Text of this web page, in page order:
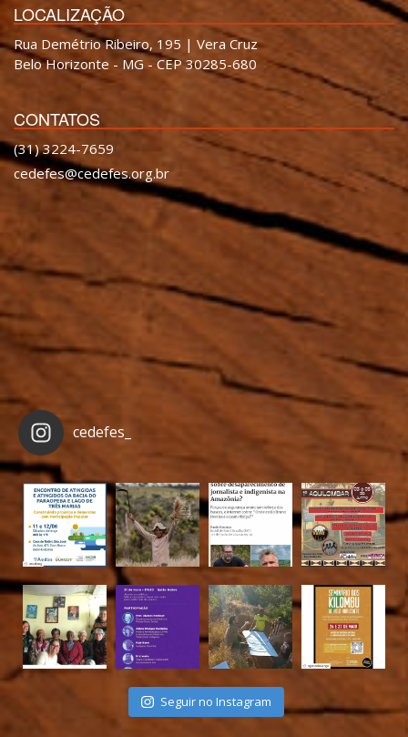
LOCALIZAÇÃO
Rua Demétrio Ribeiro, 195 | Vera Cruz
Belo Horizonte - MG - CEP 30285-680
CONTATOS
(31) 3224-7659
cedefes@cedefes.org.br
cedefes_
Seguir no Instagram